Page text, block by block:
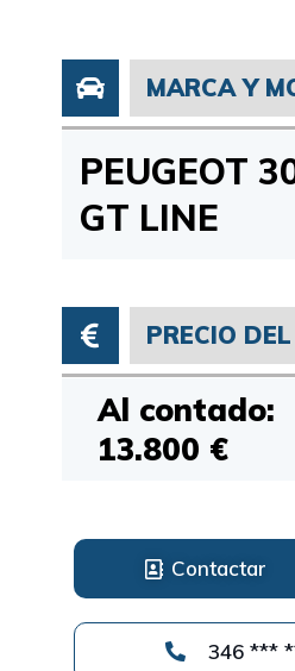
MARCA Y
PEUGEOT
GT LINE
PRECIO
Al contado:
13.800 €
Contactar